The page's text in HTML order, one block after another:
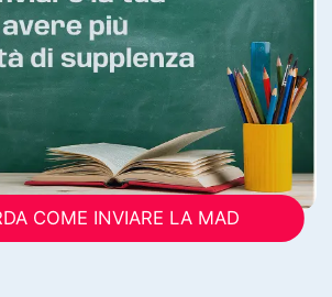
COME INVIARE LA MAD